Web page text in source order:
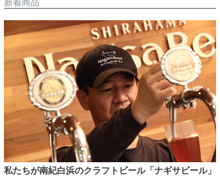
新着商品
私たちが南紀白浜のクラフトビール「ナギサビール」